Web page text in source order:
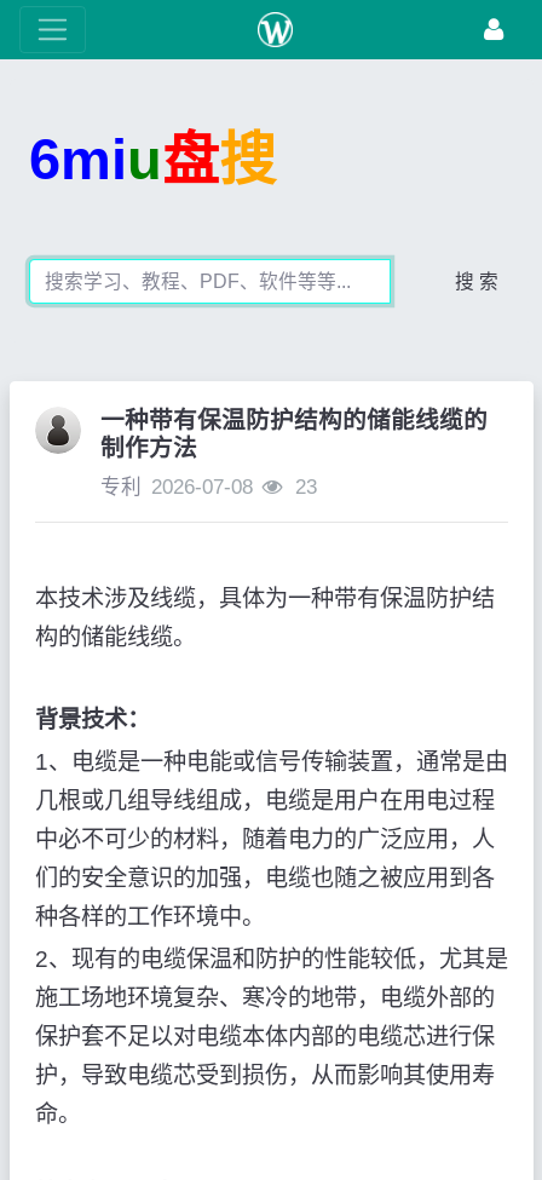
6miu盘搜
搜 索
一种带有保温防护结构的储能线缆的
制作方法
专利 2026-07-08 23
本技术涉及线缆，具体为一种带有保温防护结
构的储能线缆。
背景技术：
1、电缆是一种电能或信号传输装置，通常是由
几根或几组导线组成，电缆是用户在用电过程
中必不可少的材料，随着电力的广泛应用，人
们的安全意识的加强，电缆也随之被应用到各
种各样的工作环境中。
2、现有的电缆保温和防护的性能较低，尤其是
施工场地环境复杂、寒冷的地带，电缆外部的
保护套不足以对电缆本体内部的电缆芯进行保
护，导致电缆芯受到损伤，从而影响其使用寿
命。